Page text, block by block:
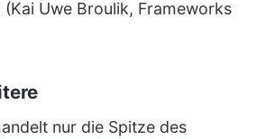
(Kai Uwe Broulik, Frameworks
nur die Spitze des